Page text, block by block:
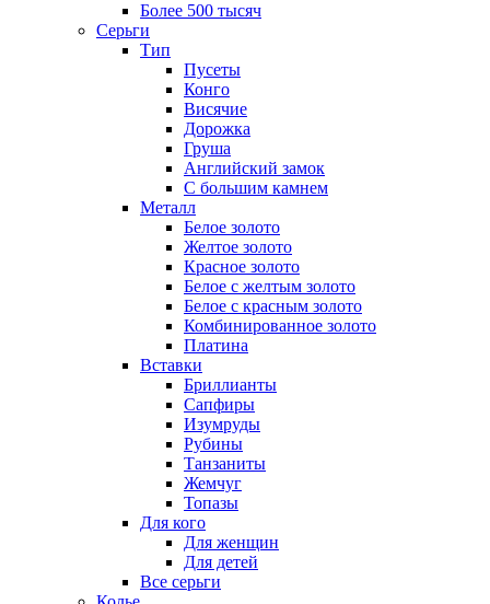
Более 500 тысяч
Серьги
Тип
Пусеты
Конго
Висячие
Дорожка
Груша
Английский замок
С большим камнем
Металл
Белое золото
Желтое золото
Красное золото
Белое с желтым золото
Белое с красным золото
Комбинированное золото
Платина
Вставки
Бриллианты
Сапфиры
Изумруды
Рубины
Танзаниты
Жемчуг
Топазы
Для кого
Для женщин
Для детей
Все серьги